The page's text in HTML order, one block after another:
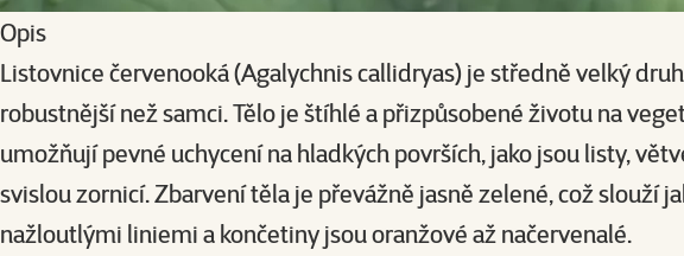
Opis
Listovnice červenooká (Agalychnis callidryas) je středně velký
robustnější než samci. Tělo je štíhlé a přizpůsobené životu na
umožňují pevné uchycení na hladkých površích, jako jsou listy,
svislou zornicí. Zbarvení těla je převážně jasně zelené, což slouží
nažloutlými liniemi a končetiny jsou oranžové až načervenalé.